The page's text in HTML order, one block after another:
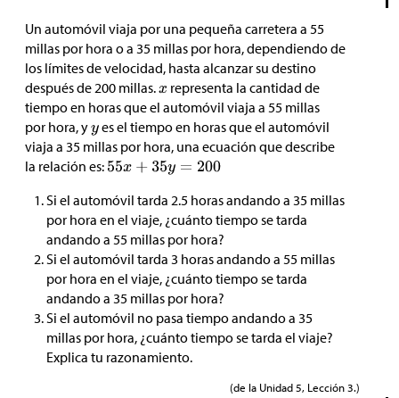
Un automóvil viaja por una pequeña carretera a 55
millas por hora o a 35 millas por hora, dependiendo de
los límites de velocidad, hasta alcanzar su destino
después de 200 millas.
representa la cantidad de
tiempo en horas que el automóvil viaja a 55 millas
por hora, y es el tiempo en horas que el automóvil
viaja a 35 millas por hora, una ecuación que describe
la relación es:
Si el automóvil tarda 2.5 horas andando a 35 millas
por hora en el viaje, ¿cuánto tiempo se tarda
andando a 55 millas por hora?
Si el automóvil tarda 3 horas andando a 55 millas
por hora en el viaje, ¿cuánto tiempo se tarda
andando a 35 millas por hora?
Si el automóvil no pasa tiempo andando a 35
millas por hora, ¿cuánto tiempo se tarda el viaje?
Explica tu razonamiento.
(de la Unidad 5, Lección 3.)